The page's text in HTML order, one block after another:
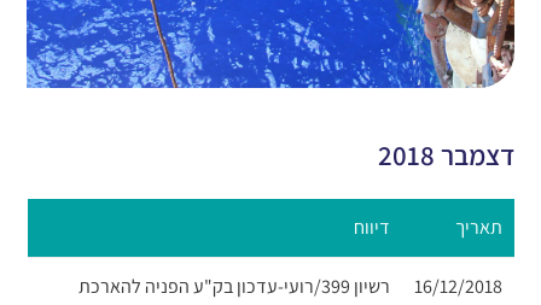
דצמבר 2018
תאריך דיווח
16/12/2018
רשיון 399/רועי-עדכון בק"ע הפניה להארכת